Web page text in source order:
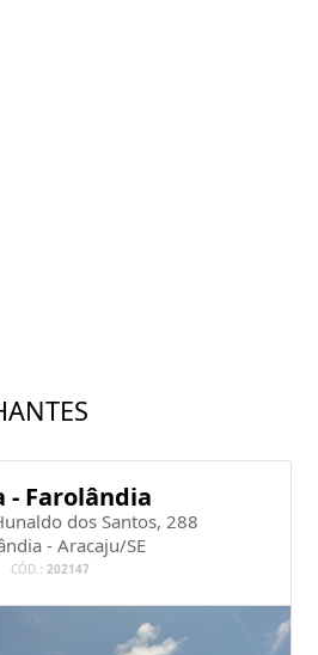
- Farolândia
dos Santos, 288
- Aracaju/SE
CÓD.: 202147